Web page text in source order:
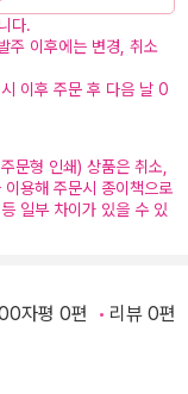
다.
주 이후에는 변경, 취소
이후 주문 후 다음 날 0
형 인쇄) 상품은 취소,
용해 주문시 종이책으로
일부 차이가 있을 수 있
자평 0편 리뷰 0편